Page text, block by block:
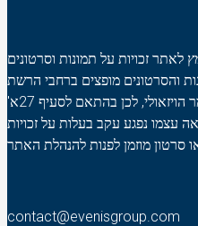
זכויות על תמונות וסרטונים
והסרטונים מופצים ברחבי הרשת
ולא מתאפשרת הגעה למקור החומר הויזאולי, לכן בהתאם לסעיף 27א'
עצמו נפגע עקב בעלות על זכויות
סרטון מוזמן לפנות להנהלת האתר
contact@evenisgroup.com